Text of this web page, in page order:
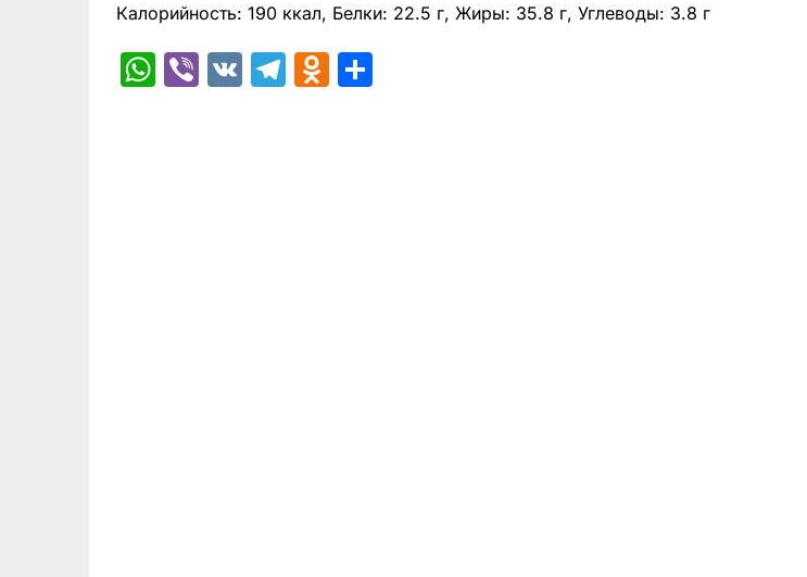
Калорийность: 190 ккал, Белки: 22.5 г, Жиры: 35.8 г, Углеводы: 3.8 г
WhatsApp
Viber
VK Telegram
Odnoklassniki